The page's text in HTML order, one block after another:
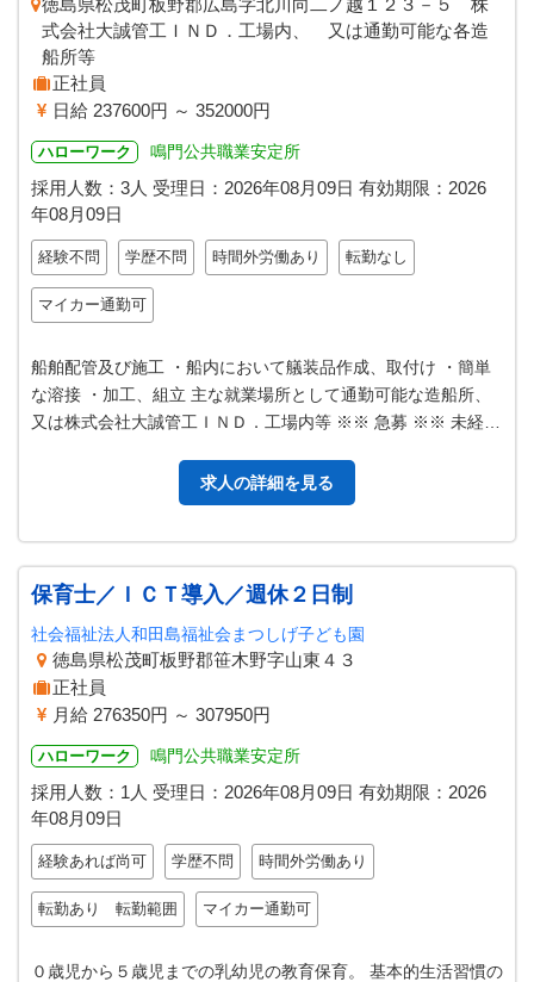
徳島県松茂町板野郡広島字北川向二ノ越１２３－５ 株
式会社大誠管工ＩＮＤ．工場内、 又は通勤可能な各造
船所等
正社員
日給 237600円 ～ 352000円
ハローワーク 鳴門公共職業安定所
採用人数：3人 受理日： 2026年08月09日 有効期限： 2026
年08月09日
経験不問 学歴不問 時間外労働あり 転勤なし
マイカー通勤可
船舶配管及び施工 ・船内において艤装品作成、取付け ・簡単
な溶接 ・加工、組立 主な就業場所として通勤可能な造船所、
又は株式会社大誠管工ＩＮＤ．工場内等 ※※ 急募 ※※ 未経験
求人の詳細を見る
保育士／ＩＣＴ導入／週休２日制
社会福祉法人和田島福祉会まつしげ子ども園
徳島県松茂町板野郡笹木野字山東４３
正社員
月給 276350円 ～ 307950円
ハローワーク 鳴門公共職業安定所
採用人数：1人 受理日： 2026年08月09日 有効期限： 2026
年08月09日
経験あれば尚可 学歴不問 時間外労働あり
転勤あり 転勤範囲 マイカー通勤可
０歳児から５歳児までの乳幼児の教育保育。 基本的生活習慣の